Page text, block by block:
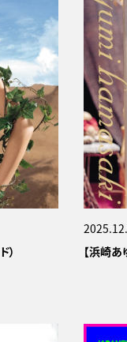
）
【浜崎あ